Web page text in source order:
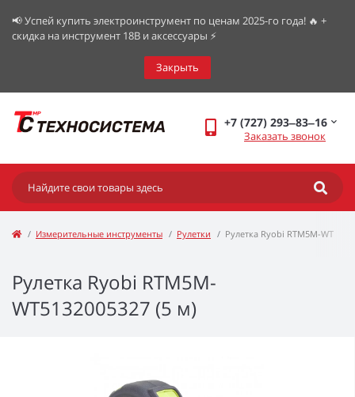
📢 Успей купить электроинструмент по ценам 2025-го года! 🔥 +
скидка на инструмент 18В и аксессуары ⚡️
Закрыть
+7 (727) 293‒83‒16
Заказать звонок
Измерительные инструменты Рулетки Рулетка Ryobi RTM5M-WT
Рулетка Ryobi RTM5M-
WT5132005327 (5 м)